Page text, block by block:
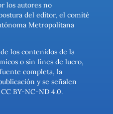
los autores no
del editor, el comité
Metropolitana
los contenidos de la
o sin fines de lucro,
completa, la
y se señalen
BY-NC-ND 4.0.